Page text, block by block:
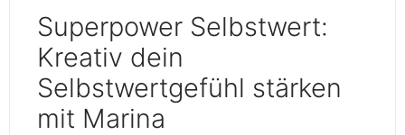
Superpower Selbstwert:
Kreativ dein
Selbstwertgefühl stärken​​​​​​​
mit Marina